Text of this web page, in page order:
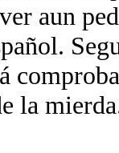
aun
la